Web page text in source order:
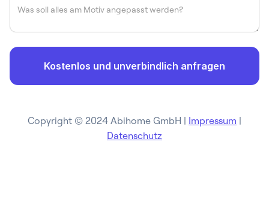
Copyright © 2024 Abihome GmbH | Impressum |
Datenschutz